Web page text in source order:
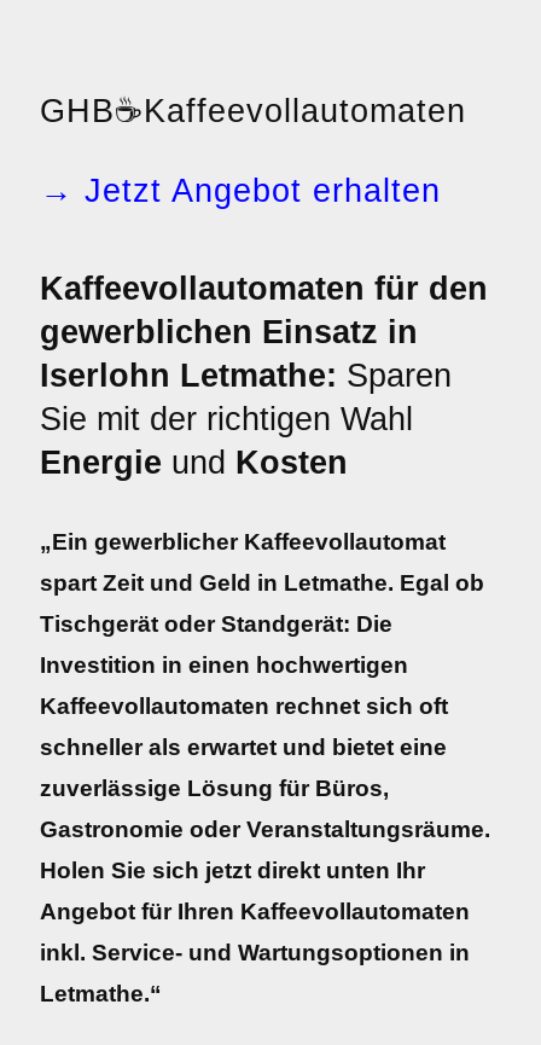
GHB☕Kaffeevollautomaten
→ Jetzt Angebot erhalten
Kaffeevollautomaten für den
gewerblichen Einsatz in
Iserlohn Letmathe: Sparen
Sie mit der richtigen Wahl
Energie und Kosten
„Ein gewerblicher Kaffeevollautomat
spart Zeit und Geld in Letmathe. Egal ob
Tischgerät oder Standgerät: Die
Investition in einen hochwertigen
Kaffeevollautomaten rechnet sich oft
schneller als erwartet und bietet eine
zuverlässige Lösung für Büros,
Gastronomie oder Veranstaltungsräume.
Holen Sie sich jetzt direkt unten Ihr
Angebot für Ihren Kaffeevollautomaten
inkl. Service- und Wartungsoptionen in
Letmathe.“